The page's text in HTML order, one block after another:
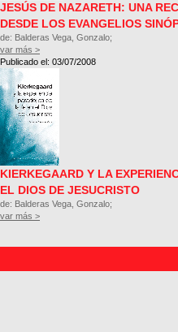
JESÚS DE NAZARETH: UNA
DESDE LOS EVANGELIOS
de: Balderas Vega, Gonzalo;
var más >
Publicado el: 03/07/2008
KIERKEGAARD Y LA
EL DIOS DE JESUCRISTO
de: Balderas Vega, Gonzalo;
var más >